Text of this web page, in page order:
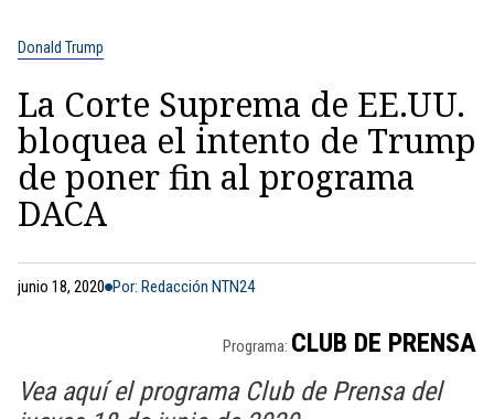
Donald Trump
La Corte Suprema de EE.UU.
bloquea el intento de Trump
de poner fin al programa
DACA
junio 18, 2020 Por: Redacción NTN24
Programa: CLUB DE PRENSA
Vea aquí el programa Club de Prensa del